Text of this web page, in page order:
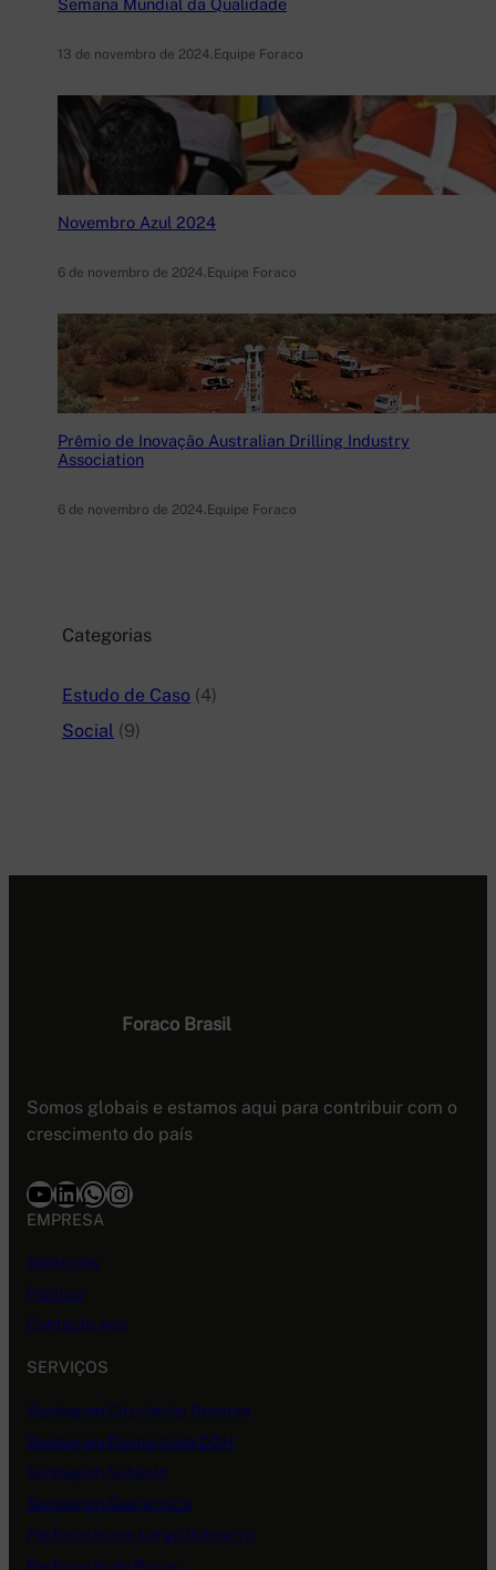
Semana Mundial da Qualidade
13 de novembro de 2024. Equipe Foraco
Novembro Azul 2024
6 de novembro de 2024. Equipe Foraco
Prêmio de Inovação Australian Drilling Industry
Association
6 de novembro de 2024. Equipe Foraco
Categorias
Estudo de Caso (4)
Social (9)
Foraco Brasil
Somos globais e estamos aqui para contribuir com o
crescimento do país
Youtube LinkedIn WhatsApp Instagram
EMPRESA
Sobre nós
Política
Contacte-nos
SERVIÇOS
Sondagem Circulação Reversa
Sondagem Diamantada DDH
Sondagem SubSolo
Sondagem Geotécnica
Perfuração em Largo Diâmetro
Perfuração de Poços